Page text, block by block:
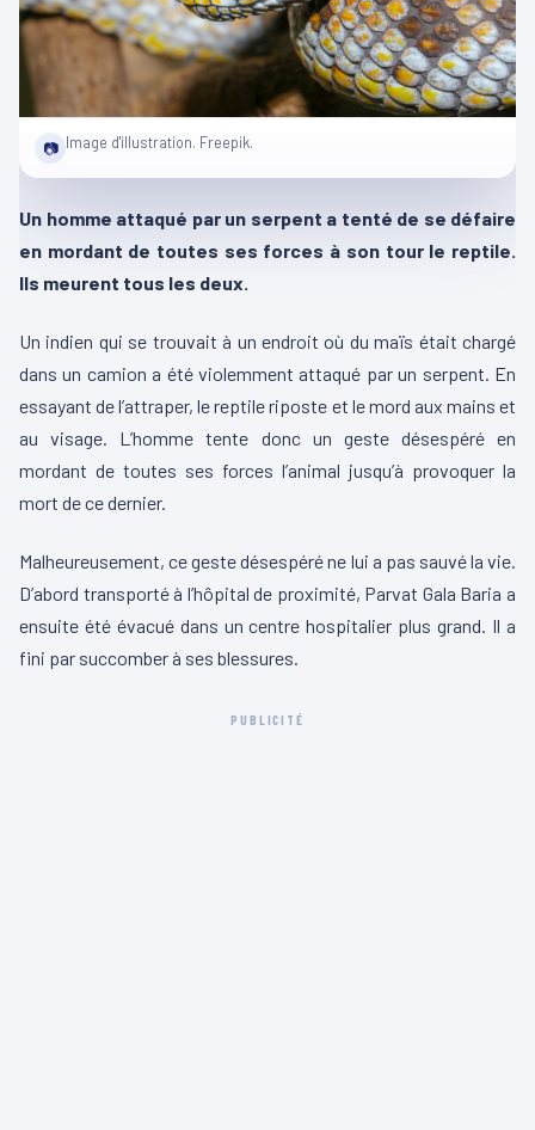
📷 Image d'illustration. Freepik.
Un homme attaqué par un serpent a tenté de se défaire
en mordant de toutes ses forces à son tour le reptile.
Ils meurent tous les deux.
Un indien qui se trouvait à un endroit où du maïs était chargé
dans un camion a été violemment attaqué par un serpent. En
essayant de l’attraper, le reptile riposte et le mord aux mains et
au visage. L’homme tente donc un geste désespéré en
mordant de toutes ses forces l’animal jusqu’à provoquer la
mort de ce dernier.
Malheureusement, ce geste désespéré ne lui a pas sauvé la vie.
D’abord transporté à l’hôpital de proximité, Parvat Gala Baria a
ensuite été évacué dans un centre hospitalier plus grand. Il a
fini par succomber à ses blessures.
PUBLICITÉ